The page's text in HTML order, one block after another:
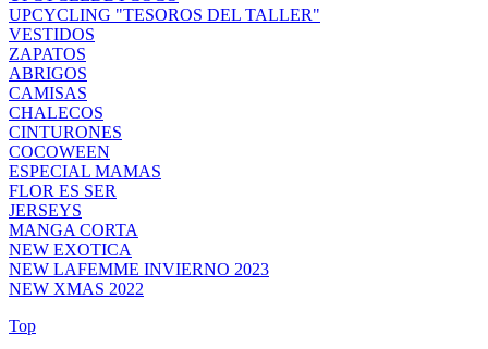
UPCYCLING "TESOROS DEL TALLER"
VESTIDOS
ZAPATOS
ABRIGOS
CAMISAS
CHALECOS
CINTURONES
COCOWEEN
ESPECIAL MAMAS
FLOR ES SER
JERSEYS
MANGA CORTA
NEW EXOTICA
NEW LAFEMME INVIERNO 2023
NEW XMAS 2022
Top